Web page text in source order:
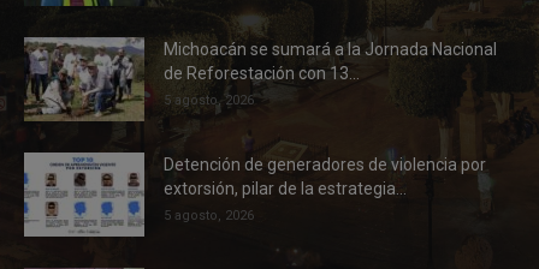
Michoacán se sumará a la Jornada Nacional
de Reforestación con 13...
5 agosto, 2026
Detención de generadores de violencia por
extorsión, pilar de la estrategia...
5 agosto, 2026